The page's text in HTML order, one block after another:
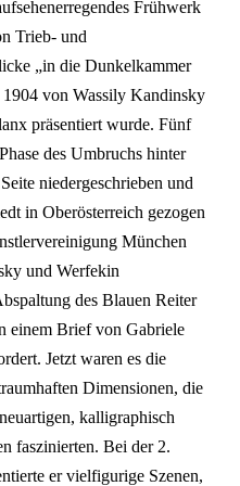
Frühwerk
Trieb- und
„in die Dunkelkammer
1904 von Wassily Kandinsky
präsentiert wurde. Fünf
des Umbruchs hinter
niedergeschrieben und
in Oberösterreich gezogen
München
und Werfekin
des Blauen Reiter
einem Brief von Gabriele
Jetzt waren es die
Dimensionen, die
kalligraphisch
faszinierten. Bei der 2.
er vielfigurige Szenen,